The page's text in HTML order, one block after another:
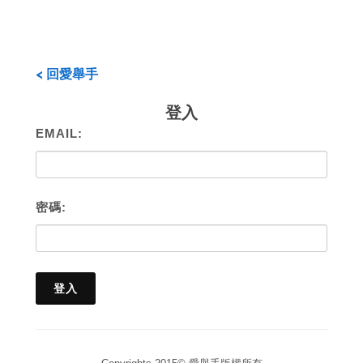
< 回愛舉手
登入
EMAIL:
密碼: